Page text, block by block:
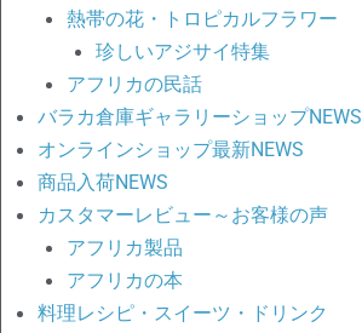
熱帯の花・トロピカルフラワー
珍しいアジサイ特集
アフリカの民話
バラカ倉庫ギャラリーショップNEWS
オンラインショップ最新NEWS
商品入荷NEWS
カスタマーレビュー～お客様の声
アフリカ製品
アフリカの本
料理レシピ・スイーツ・ドリンク